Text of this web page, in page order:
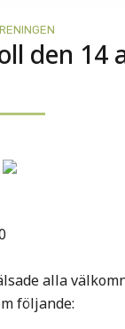
den 14
alla
följande: